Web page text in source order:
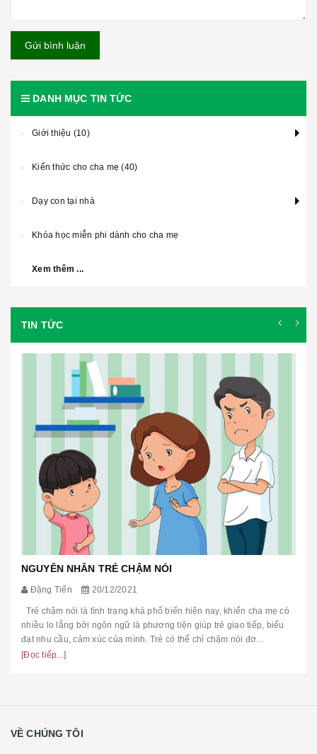
Gửi bình luận
DANH MỤC TIN TỨC
Giới thiệu (10)
Kiến thức cho cha mẹ (40)
Dạy con tại nhà
Khóa học miễn phi dành cho cha mẹ
Xem thêm ...
TIN TỨC
NGUYÊN NHÂN TRẺ CHẬM NÓI
Đặng Tiến 20/12/2021
Trẻ chậm nói là tình trạng khá phổ biến hiện nay, khiến cha mẹ có
nhiều lo lắng bởi ngôn ngữ là phương tiện giúp trẻ giao tiếp, biểu
đạt nhu cầu, cảm xúc của mình. Trẻ có thể chỉ chậm nói đơ...
[Đọc tiếp...]
VỀ CHÚNG TÔI